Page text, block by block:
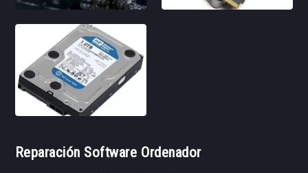
Reparación Software Ordenador